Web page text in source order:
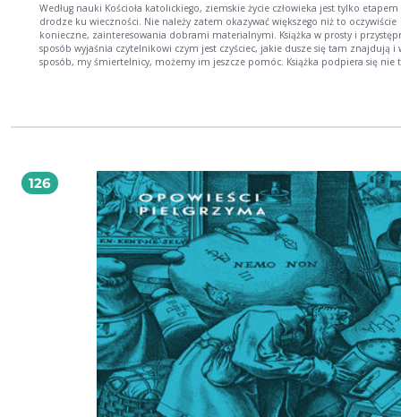
Według nauki Kościoła katolickiego, ziemskie życie człowieka jest tylko etapem
drodze ku wieczności. Nie należy zatem okazywać większego niż to oczywiście
konieczne, zainteresowania dobrami materialnymi. Książka w prosty i
sposób wyjaśnia czytelnikowi czym jest czyściec, jakie dusze się tam znajdują i
sposób, my śmiertelnicy, możemy im jeszcze pomóc. Książka podpiera się nie
kapłanem i podczas pierwszej mszy, jaką odprawi, mnie od mąk czyśćcowych
Czyściec. Czy umarli mogą objawiać się żywym? Opowieści czyśćcowe: Dbałość
duszę. Pamięć dusz o nas. Cuda miłosierdzia Bożego za przyczyną dusz
Jałmużna za umarłych nie zostanie bez nagrody. O żołnierzach po śmierci o
wspomożenie proszących. O zakonniku, który za niedbalstwo w modlitwie do
trafił. Wartość Najświętszej Ofiary dla dusz czyśćcowych. O mękach, jakie w
cierpią niegodni mnisi. Godzina w czyśćcu zdaje się wiecznością. O ciężkości
czyśćcowych. Czyściec według św. Franciszki Rzymianki. Czyściec w opisie S.
Jesu Maria. Jako błogosławiona Siostra Joanna a Jesu Maria duszom czyśćcowym
pomagała. Czyściec w objawieniach św. Brygidy Szwedzkiej. Widzenie czyśćca w
objawieniach św. Brygidy. O straszliwych mękach pewnej duszy, które widziała
Brygida. Święta S. Faustyna Kowalska widzi duszę męki cierpiącą. Prawdziwa
dziwnym ukazaniu się umarłego. Jak św. Krystyna pokutowała, aby ulżyć doli
czyśćcowych. O ciężkiej męce mnicha pewnego, który nie będąc tego godnym
zapragnął zostać diakonem. Dusze zmarłych z radością przyjmują do swego
tych, którzy ich za życia wspomagali. O pewnym żołnierzu, któremu dusze
życie uratowały. Dusze zmarłych modlącemu się kapłanowi Amen
Jako św. Odylon wielu wiernych z rąk czartowskich uwolnił. O tym, jako łzy
po umarłych szkody im przysparzają. O nieuczciwym siostrzeńcu. O karze, jaką
poniósł kapłan pewien, gdy przywłaszczył sobie cudzy płaszcz. Jako jedna
126